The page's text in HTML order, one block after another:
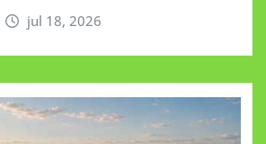
jul 18, 2026